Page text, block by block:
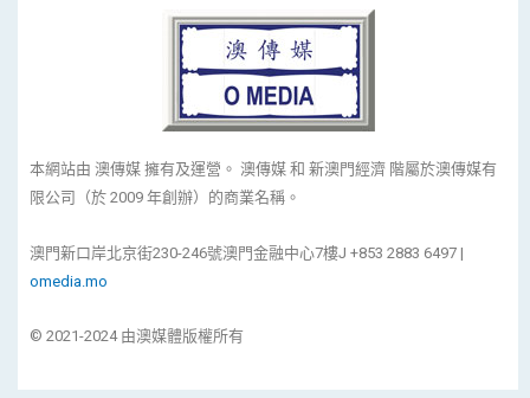
本網站由 澳傳媒 擁有及運營。 澳傳媒 和 新澳門經濟 階屬於澳傳媒有
限公司（於 2009 年創辦）的商業名稱。
澳門新口岸北京街230-246號澳門金融中心7樓J +853 2883 6497 |
omedia.mo
© 2021-2024 由澳媒體版權所有